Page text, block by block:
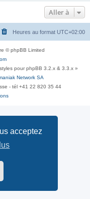
acceptez
Aller à
Heures au format UTC+02:00
© phpBB Limited
pour phpBB 3.2.x & 3.3.x »
Network SA
- tél +41 22 820 35 44